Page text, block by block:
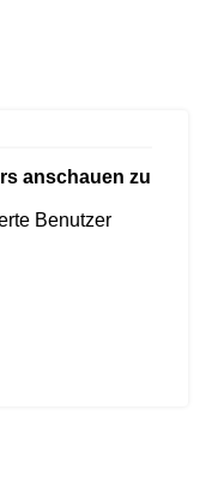
anschauen zu
Benutzer